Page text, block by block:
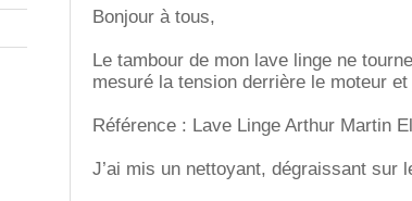
Bonjour à tous,
Le tambour de mon lave linge ne
mesuré la tension derrière le moteur
Référence : Lave Linge Arthur Martin
J’ai mis un nettoyant, dégraissant sur